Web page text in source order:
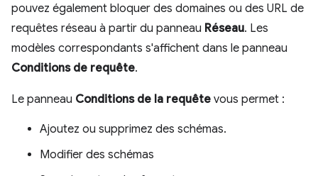
pouvez également bloquer des domaines ou des URL de
requêtes réseau à partir du panneau Réseau. Les
modèles correspondants s'affichent dans le panneau
Conditions de requête.
Le panneau Conditions de la requête vous permet :
Ajoutez ou supprimez des schémas.
Modifier des schémas